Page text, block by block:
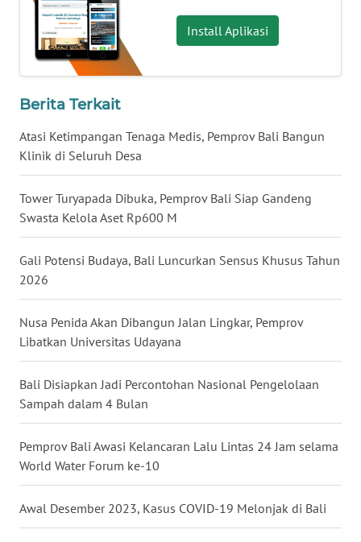
Install Aplikasi
Berita Terkait
Atasi Ketimpangan Tenaga Medis, Pemprov Bali Bangun
Klinik di Seluruh Desa
Tower Turyapada Dibuka, Pemprov Bali Siap Gandeng
Swasta Kelola Aset Rp600 M
Gali Potensi Budaya, Bali Luncurkan Sensus Khusus Tahun
2026
Nusa Penida Akan Dibangun Jalan Lingkar, Pemprov
Libatkan Universitas Udayana
Bali Disiapkan Jadi Percontohan Nasional Pengelolaan
Sampah dalam 4 Bulan
Pemprov Bali Awasi Kelancaran Lalu Lintas 24 Jam selama
World Water Forum ke-10
Awal Desember 2023, Kasus COVID-19 Melonjak di Bali
WN
MALUKU
MALUT
WN
WN
WN
NIAS
WN
LANGKAT
WN
TAPANULI
SELATAN
WN
LESUNG